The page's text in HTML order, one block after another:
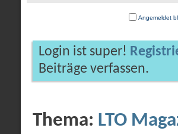
Angemeldet
Login ist super!
Beiträge verfassen.
Thema: LTO